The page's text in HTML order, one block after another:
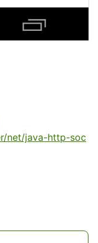
net/java-http-soc